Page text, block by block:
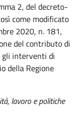
2, del decreto-
come modificato
2020, n. 181,
del contributo di
gli interventi di
della Regione
lavoro e politiche